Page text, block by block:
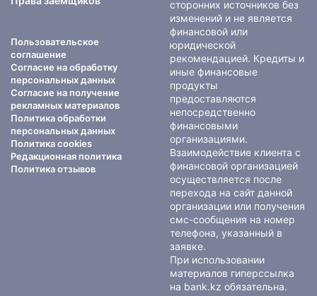
Пользовательское
соглашение
Согласие на обработку
персональных данных
Согласие на получение
рекламных материалов
Политика обработки
персональных данных
Политика cookies
Редакционная политика
Политика отзывов
сторонних источников без
изменений и не является
финансовой или
юридической
рекомендацией. Кредиты и
иные финансовые
продукты
предоставляются
непосредственно
финансовыми
организациями.
Взаимодействие клиента с
финансовой организацией
осуществляется после
перехода на сайт данной
организации или получения
смс-сообщения на номер
телефона, указанный в
заявке.
При использовании
материалов гиперссылка
на bank.kz обязательна.